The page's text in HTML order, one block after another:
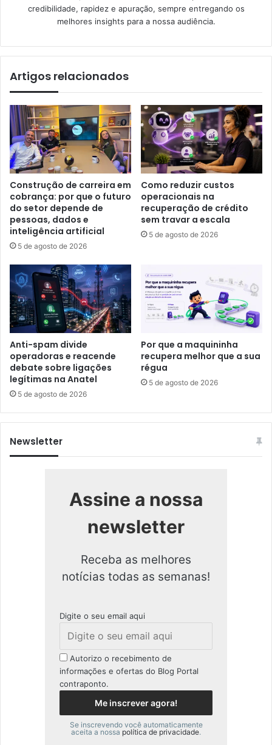
credibilidade, rapidez e apuração, sempre entregando os
melhores insights para a nossa audiência.
Artigos relacionados
Construção de carreira em
cobrança: por que o futuro
do setor depende de
pessoas, dados e
inteligência artificial
5 de agosto de 2026
Como reduzir custos
operacionais na
recuperação de crédito
sem travar a escala
5 de agosto de 2026
Anti-spam divide
operadoras e reacende
debate sobre ligações
legítimas na Anatel
5 de agosto de 2026
Por que a maquininha
recupera melhor que a sua
régua
5 de agosto de 2026
Newsletter
Assine a nossa
newsletter
Receba as melhores
notícias todas as semanas!
Digite o seu email aqui
Autorizo o recebimento de
informações e ofertas do Blog Portal
contraponto.
Se inscrevendo você automaticamente
aceita a nossa política de privacidade.